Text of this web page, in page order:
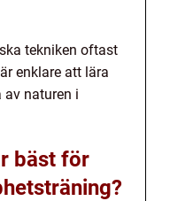
tekniken oftast
enklare att lära
naturen i
bäst för